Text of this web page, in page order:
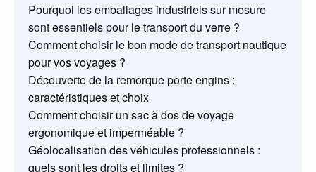
Pourquoi les emballages industriels sur mesure
sont essentiels pour le transport du verre ?
Comment choisir le bon mode de transport nautique
pour vos voyages ?
Découverte de la remorque porte engins :
caractéristiques et choix
Comment choisir un sac à dos de voyage
ergonomique et imperméable ?
Géolocalisation des véhicules professionnels :
quels sont les droits et limites ?